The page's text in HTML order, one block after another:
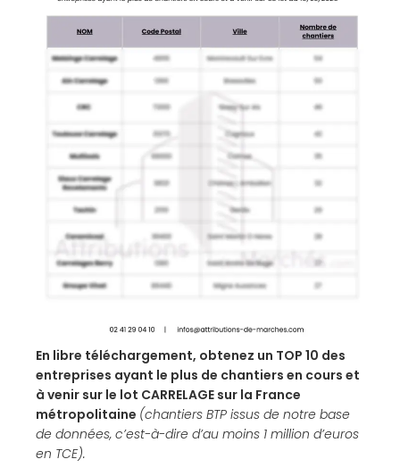
En libre téléchargement, obtenez un TOP 10 des
entreprises ayant le plus de chantiers en cours et
à venir sur le lot CARRELAGE sur la France
métropolitaine (chantiers BTP issus de notre base
de données, c’est-à-dire d’au moins 1 million d’euros
en TCE).